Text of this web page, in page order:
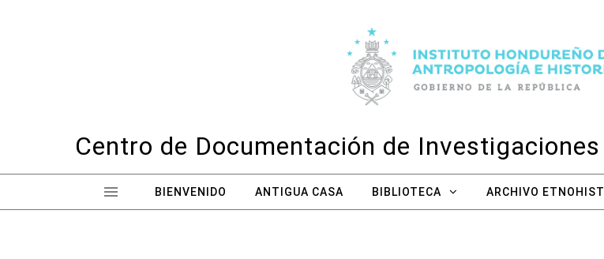
Centro de Documentación de
BIENVENIDO ANTIGUA CASA BIBLIOTECA ARCHIVO